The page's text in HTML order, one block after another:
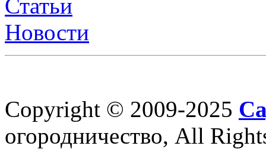
Статьи
Новости
Copyright © 2009-2025
огородничество, All